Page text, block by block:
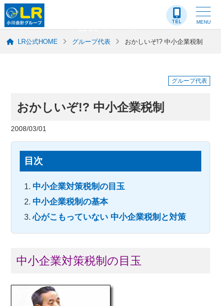
MENU
LR-ブログ
LR公式HOME グループ代表 おかしいぞ!? 中小企業税制
グループ代表
おかしいぞ!? 中小企業税制
2008/03/01
目次
中小企業対策税制の目玉
中小企業税制の基本
心がこもっていない 中小企業税制と対策
中小企業対策税制の目玉